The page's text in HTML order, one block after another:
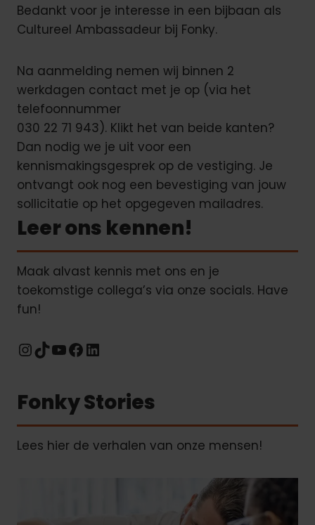
Bedankt voor je interesse in een bijbaan als
Cultureel Ambassadeur bij Fonky.
Na aanmelding nemen wij binnen 2
werkdagen contact met je op (via het
telefoonnummer
030 22 71 943). Klikt het van beide kanten?
Dan nodig we je uit voor een
kennismakingsgesprek op de vestiging. Je
ontvangt ook nog een bevestiging van jouw
sollicitatie op het opgegeven mailadres.
Leer ons kennen!
Maak alvast kennis met ons en je
toekomstige collega’s via onze socials. Have
fun!
InstagramTikTok YouTube Facebook LinkedIn
Fonky Stories
Lees hier de verhalen van onze mensen!